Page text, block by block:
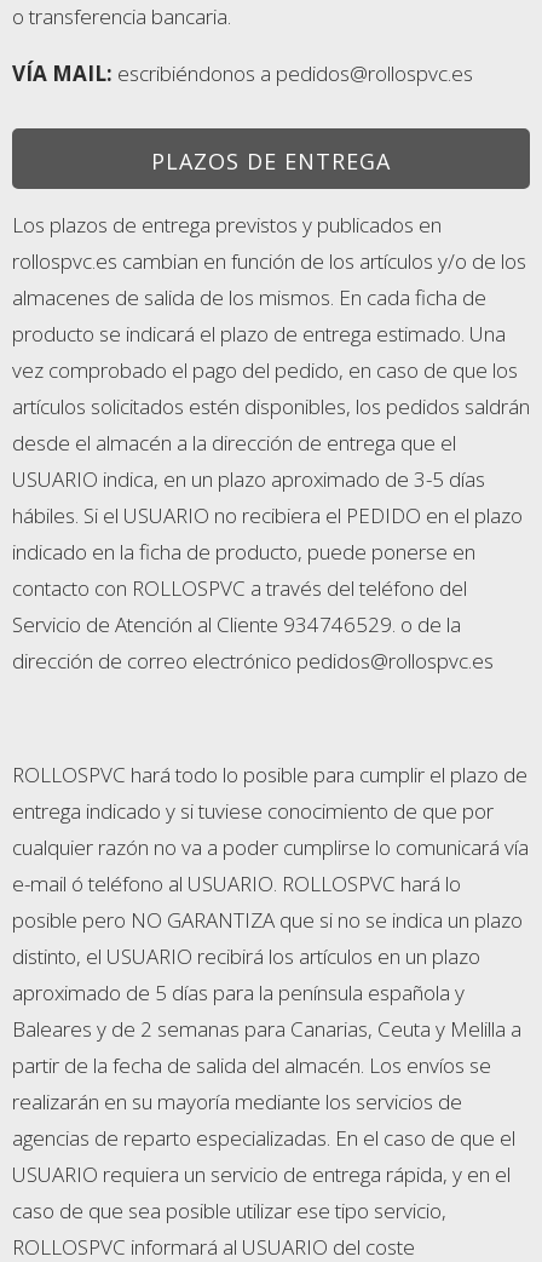
o transferencia bancaria.
VÍA MAIL: escribiéndonos a pedidos@rollospvc.es
PLAZOS DE ENTREGA
Los plazos de entrega previstos y publicados en
rollospvc.es cambian en función de los artículos y/o de los
almacenes de salida de los mismos. En cada ficha de
producto se indicará el plazo de entrega estimado. Una
vez comprobado el pago del pedido, en caso de que los
artículos solicitados estén disponibles, los pedidos saldrán
desde el almacén a la dirección de entrega que el
USUARIO indica, en un plazo aproximado de 3-5 días
hábiles. Si el USUARIO no recibiera el PEDIDO en el plazo
indicado en la ficha de producto, puede ponerse en
contacto con ROLLOSPVC a través del teléfono del
Servicio de Atención al Cliente 934746529. o de la
dirección de correo electrónico pedidos@rollospvc.es
ROLLOSPVC hará todo lo posible para cumplir el plazo de
entrega indicado y si tuviese conocimiento de que por
cualquier razón no va a poder cumplirse lo comunicará vía
e-mail ó teléfono al USUARIO. ROLLOSPVC hará lo
posible pero NO GARANTIZA que si no se indica un plazo
distinto, el USUARIO recibirá los artículos en un plazo
aproximado de 5 días para la península española y
Baleares y de 2 semanas para Canarias, Ceuta y Melilla a
partir de la fecha de salida del almacén. Los envíos se
realizarán en su mayoría mediante los servicios de
agencias de reparto especializadas. En el caso de que el
USUARIO requiera un servicio de entrega rápida, y en el
caso de que sea posible utilizar ese tipo servicio,
ROLLOSPVC informará al USUARIO del coste